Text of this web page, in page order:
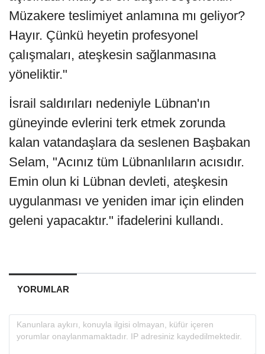
Müzakere teslimiyet anlamına mı geliyor?
Hayır. Çünkü heyetin profesyonel
çalışmaları, ateşkesin sağlanmasına
yöneliktir."
İsrail saldırıları nedeniyle Lübnan'ın
güneyinde evlerini terk etmek zorunda
kalan vatandaşlara da seslenen Başbakan
Selam, "Acınız tüm Lübnanlıların acısıdır.
Emin olun ki Lübnan devleti, ateşkesin
uygulanması ve yeniden imar için elinden
geleni yapacaktır." ifadelerini kullandı.
YORUMLAR